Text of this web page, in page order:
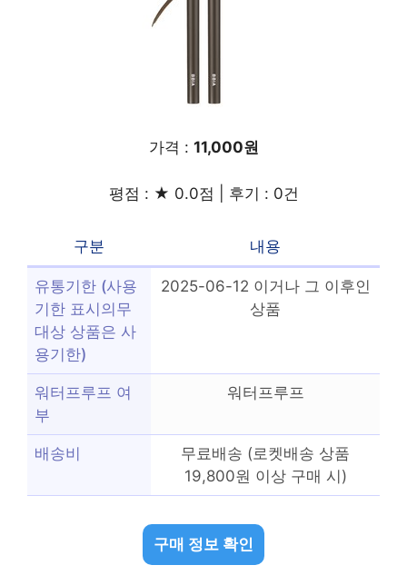
가격 : 11,000원
평점 : ★ 0.0점 | 후기 : 0건
구분 내용
유통기한 (사용
기한 표시의무
대상 상품은 사
용기한)
2025-06-12 이거나 그 이후인
상품
워터프루프 여
부
워터프루프
배송비
무료배송 (로켓배송 상품
19,800원 이상 구매 시)
구매 정보 확인